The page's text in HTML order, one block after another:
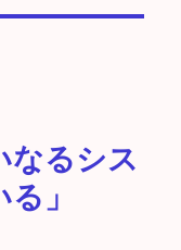
なるシス
」